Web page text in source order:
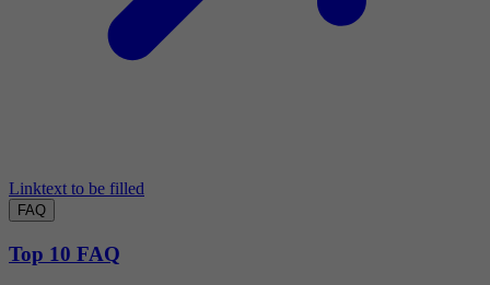
Linktext to be filled
FAQ
Top 10 FAQ